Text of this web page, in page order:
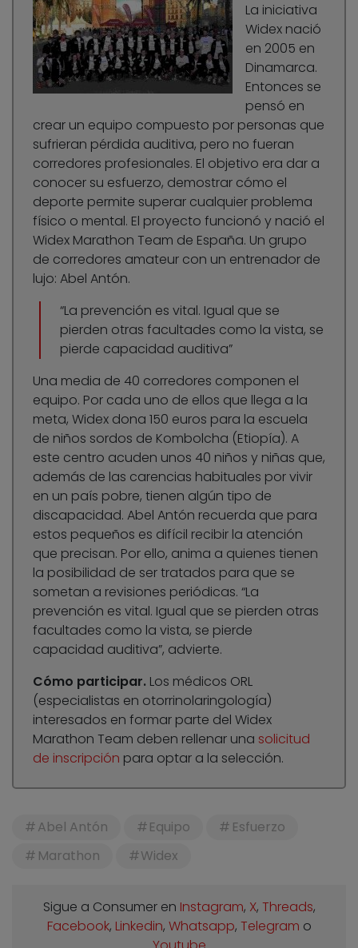
La iniciativa
Widex nació
en 2005 en
Dinamarca.
Entonces se
pensó en
crear un equipo compuesto por personas que
sufrieran pérdida auditiva, pero no fueran
corredores profesionales. El objetivo era dar a
conocer su esfuerzo, demostrar cómo el
deporte permite superar cualquier problema
físico o mental. El proyecto funcionó y nació el
Widex Marathon Team de España. Un grupo
de corredores amateur con un entrenador de
lujo: Abel Antón.
“La prevención es vital. Igual que se
pierden otras facultades como la vista, se
pierde capacidad auditiva”
Una media de 40 corredores componen el
equipo. Por cada uno de ellos que llega a la
meta, Widex dona 150 euros para la escuela
de niños sordos de Kombolcha (Etiopía). A
este centro acuden unos 40 niños y niñas que,
además de las carencias habituales por vivir
en un país pobre, tienen algún tipo de
discapacidad. Abel Antón recuerda que para
estos pequeños es difícil recibir la atención
que precisan. Por ello, anima a quienes tienen
la posibilidad de ser tratados para que se
sometan a revisiones periódicas. “La
prevención es vital. Igual que se pierden otras
facultades como la vista, se pierde
capacidad auditiva”, advierte.
Cómo participar. Los médicos ORL
(especialistas en otorrinolaringología)
interesados en formar parte del Widex
Marathon Team deben rellenar una solicitud
de inscripción para optar a la selección.
Abel Antón Equipo
Esfuerzo
Marathon
Widex
Sigue a Consumer en Instagram, X, Threads,
Facebook, Linkedin, Whatsapp, Telegram o